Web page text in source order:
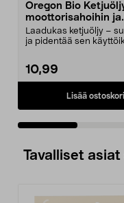
Oregon Bio
moottorisahoihin ja
harvestereihin 1 l
Laadukas ketjuöljy –
ja pidentää sen
10,99
Lisää
Tavalliset